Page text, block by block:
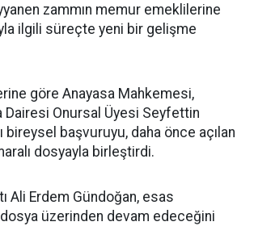
zammın memur emeklilerine
ilgili süreçte yeni bir gelişme
göre Anayasa Mahkemesi,
Dairesi Onursal Üyesi Seyfettin
bireysel başvuruyu, daha önce açılan
dosyayla birleştirdi.
Ali Erdem Gündoğan, esas
üzerinden devam edeceğini